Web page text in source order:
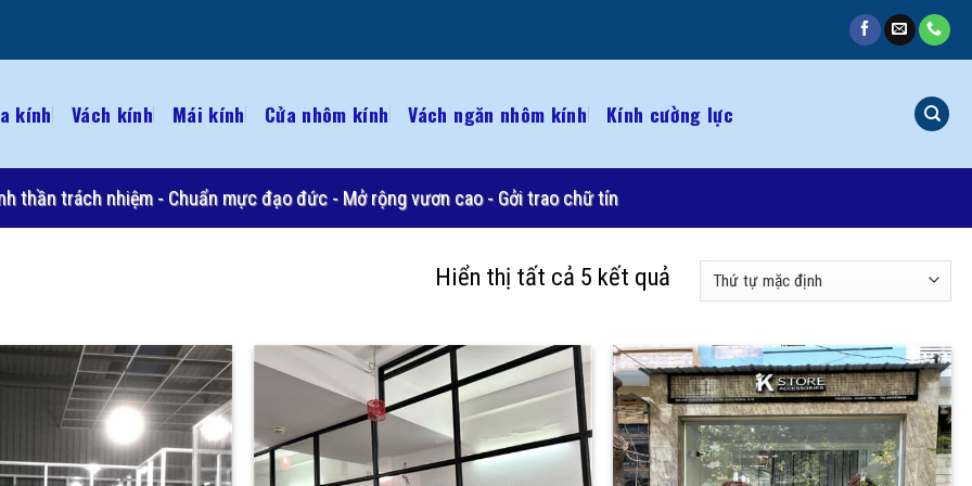
kính Vách kính Mái kính Cửa nhôm kính Vách ngăn nhôm kính Kính cường lực
thần trách nhiệm - Chuẩn mực đạo đức - Mở rộng vươn cao - Gởi trao chữ tín
Hiển thị tất cả 5 kết quả